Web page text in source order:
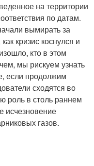
на территории
по датам.
вымирать за
кризис коснулся и
кто в этом
мы рискуем узнать
если продолжим
сходятся во
роль в столь раннем
исчезновение
газов.